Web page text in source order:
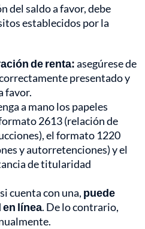
del saldo a favor, debe
establecidos por la
de renta:asegúrese de
presentado y
favor.
a mano los papeles
2613 (relación de
el formato 1220
y autorretenciones) y el
de titularidad
si cuenta con una, puede
línea. De lo contrario,